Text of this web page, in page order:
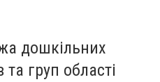
дошкільних
груп області